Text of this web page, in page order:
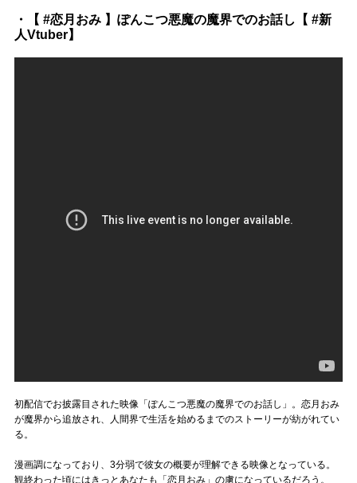
・【 #恋月おみ 】ぽんこつ悪魔の魔界でのお話し【 #新
人Vtuber】
初配信でお披露目された映像「ぽんこつ悪魔の魔界でのお話し」。恋月おみ
が魔界から追放され、人間界で生活を始めるまでのストーリーが紡がれてい
る。
漫画調になっており、3分弱で彼女の概要が理解できる映像となっている。
観終わった頃にはきっとあなたも「恋月おみ」の虜になっているだろう。